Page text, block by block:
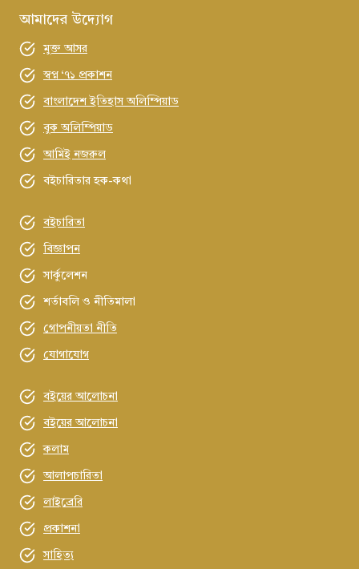
নোবেল
অর্জনে
বাংলাদেশের
মন্তব্য
আমাদের উদ্যোগ
মুক্ত আসর
স্বপ্ন ‘৭১ প্রকাশন
বাংলাদেশ ইতিহাস অলিম্পিয়াড
বুক অলিম্পিয়াড
আমিই নজরুল
বইচারিতার হক-কথা
বইচারিতা
বিজ্ঞাপন
সার্কুলেশন
শর্তাবলি ও নীতিমালা
গোপনীয়তা নীতি
যোগাযোগ
বইয়ের আলোচনা
বইয়ের আলোচনা
কলাম
আলাপচারিতা
লাইব্রেরি
প্রকাশনা
সাহিত্য